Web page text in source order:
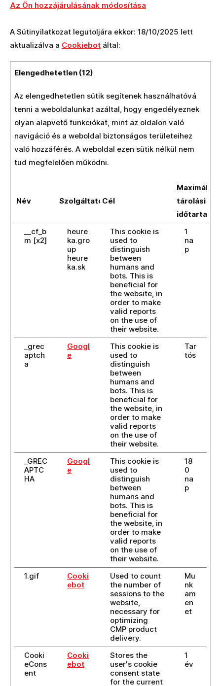
Az Ön hozzájárulásának módosítása
A Sütinyilatkozat legutoljára ekkor: 18/10/2025 lett
aktualizálva a Cookiebot által:
Elengedhetetlen (12)
Az elengedhetetlen sütik segítenek használhatóvá
tenni a weboldalunkat azáltal, hogy engedélyeznek
olyan alapvető funkciókat, mint az oldalon való
navigáció és a weboldal biztonságos területeihez
való hozzáférés. A weboldal ezen sütik nélkül nem
tud megfelelően működni.
Név SzolgáltatóCél
Maximális
tárolási
időtartam
__cf_b
m [x2]
heure
ka.gro
up
heure
ka.sk
This cookie is
used to
distinguish
between
humans and
bots. This is
beneficial for
the website, in
order to make
valid reports
on the use of
their website.
1
na
p
_grec
aptch
a
Googl
e
This cookie is
used to
distinguish
between
humans and
bots. This is
beneficial for
the website, in
order to make
valid reports
on the use of
their website.
Tar
tós
_GREC
APTC
HA
Googl
e
This cookie is
used to
distinguish
between
humans and
bots. This is
beneficial for
the website, in
order to make
valid reports
on the use of
their website.
18
0
na
p
1.gif
Cooki
ebot
Used to count
the number of
sessions to the
website,
necessary for
optimizing
CMP product
delivery.
Mu
nk
am
en
et
Cooki
eCons
ent
Cooki
ebot
Stores the
user's cookie
consent state
for the current
1
év